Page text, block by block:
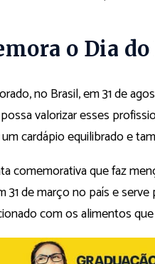
o Dia
no Brasil, em 31 de
valorizar esses
cardápio equilibrado e
comemorativa que faz
31 de março no país e
com os alimentos